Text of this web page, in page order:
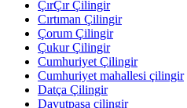
ÇırÇır Çilingir
Cırtıman Çilingir
Çorum Çilingir
Çukur Çilingir
Cumhuriyet Çilingir
Cumhuriyet mahallesi çilingir
Datça Çilingir
Davutpaşa çilingir